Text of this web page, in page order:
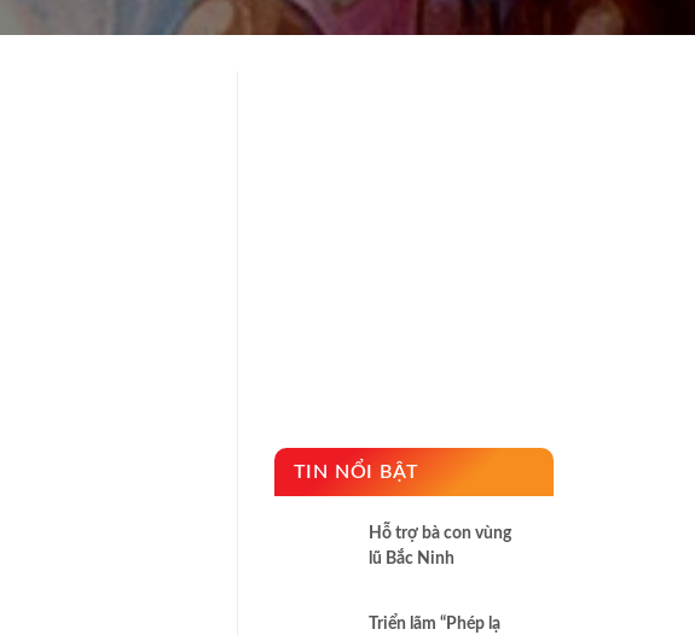
TIN NỔI BẬT
Hỗ trợ bà con vùng
lũ Bắc Ninh
Triển lãm “Phép lạ